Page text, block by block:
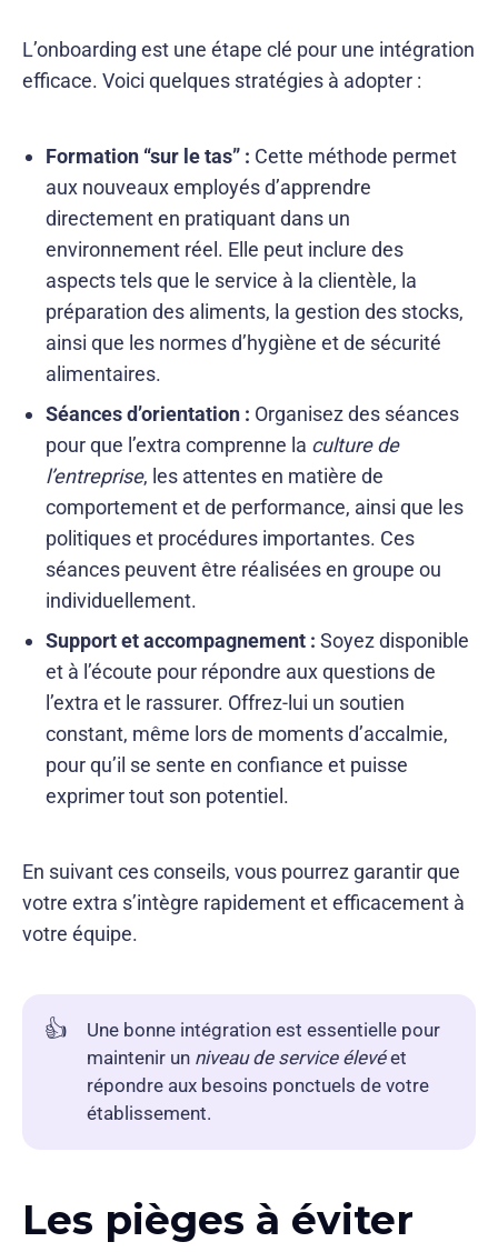
L’onboarding est une étape clé pour une intégration
efficace. Voici quelques stratégies à adopter :
Formation “sur le tas” : Cette méthode permet
aux nouveaux employés d’apprendre
directement en pratiquant dans un
environnement réel. Elle peut inclure des
aspects tels que le service à la clientèle, la
préparation des aliments, la gestion des stocks,
ainsi que les normes d’hygiène et de sécurité
alimentaires.
Séances d’orientation : Organisez des séances
pour que l’extra comprenne la culture de
l’entreprise, les attentes en matière de
comportement et de performance, ainsi que les
politiques et procédures importantes. Ces
séances peuvent être réalisées en groupe ou
individuellement.
Support et accompagnement : Soyez disponible
et à l’écoute pour répondre aux questions de
l’extra et le rassurer. Offrez-lui un soutien
constant, même lors de moments d’accalmie,
pour qu’il se sente en confiance et puisse
exprimer tout son potentiel.
En suivant ces conseils, vous pourrez garantir que
votre extra s’intègre rapidement et efficacement à
votre équipe.
👍
Une bonne intégration est essentielle pour
maintenir un niveau de service élevéet
répondre aux besoins ponctuels de votre
établissement.
Les pièges à éviter